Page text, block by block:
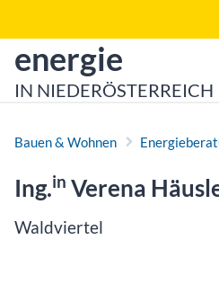
zur Startseite von
energie
IN NIEDERÖSTERREICH
Bauen & Wohnen
Ing.in Verena
Waldviertel